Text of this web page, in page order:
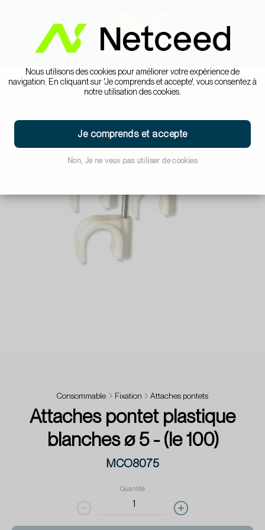
Nous utilisons des cookies pour améliorer votre expérience de
navigation. En cliquant sur 'Je comprends et accepte', vous consentez à
notre utilisation des cookies.
Je comprends et accepte
Non, Je ne veux pas utiliser de cookies
Consommable Fixation Attaches pontets
Attaches pontet plastique
blanches ø 5 - (le 100)
MCO8075
Quantité